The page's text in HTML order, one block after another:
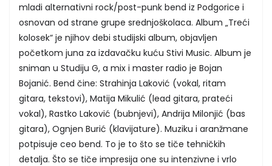
mladi alternativni rock/post-punk bend iz Podgorice i
osnovan od strane grupe srednjoškolaca. Album „Treći
kolosek“ je njihov debi studijski album, objavljen
početkom juna za izdavačku kuću Stivi Music. Album je
sniman u Studiju G, a mix i master radio je Bojan
Bojanić. Bend čine: Strahinja Laković (vokal, ritam
gitara, tekstovi), Matija Mikulić (lead gitara, prateći
vokal), Rastko Laković (bubnjevi), Andrija Milonjić (bas
gitara), Ognjen Burić (klavijature). Muziku i aranžmane
potpisuje ceo bend. To je to što se tiče tehničkih
detalja. Što se tiče impresija one su intenzivne i vrlo